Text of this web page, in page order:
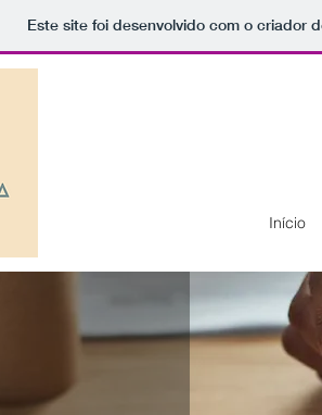
Este site foi desenvolvido com o criador
Início